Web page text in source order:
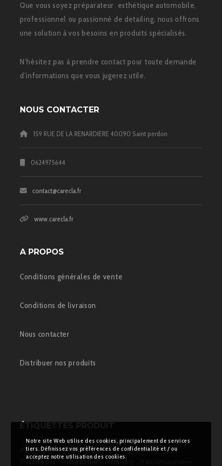
Que vous soyez préparateur esthétique automobile,
professionnel ou passionné de detailing, nous offrons
une solution à vos besoins en produits spécialisés.
N’hésitez pas à prendre contact pour toute demande
d’informations que vous jugerez utile.
NOUS CONTACTER
159 RUE DE LA RENARDIERE 40090 Saint perdon
0624975644
contact@carecla.fr
www.carecla.fr
A PROPOS
Conditions générales de vente
Conditions de livraison
Nous contacter
Distribuer nos produits
brillance caoutchouc carrosserie
cire
cutting pad
degraissant dressing
Notre site Web utilise des cookies, principalement de services
tiers. Définissez vos préférences de confidentialité et / ou
acceptez notre utilisation des cookies.